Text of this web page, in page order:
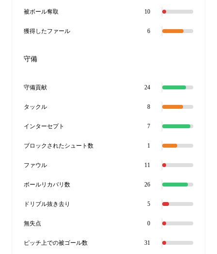
被ボール奪取 10
獲得したファール 6
守備
守備貢献 24
タックル 8
インターセプト 7
ブロックされたシュート数 1
ファウル 11
ボールリカバリ数 26
ドリブル抜き去り 5
無失点 0
ピッチ上での被ゴール数 31